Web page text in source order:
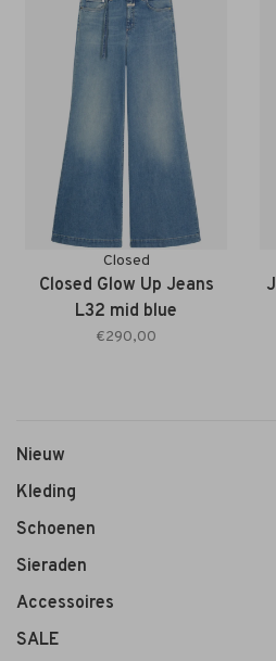
Closed
Closed Glow Up Jeans
L32 mid blue
€290,00
Nieuw
Kleding
Schoenen
Sieraden
Accessoires
SALE